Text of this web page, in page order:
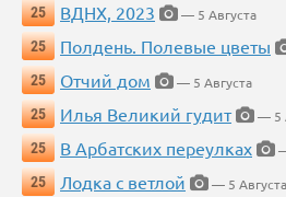
25 ВДНХ, 2023
— 5 Августа
25
Полдень. Полевые цветы
25
Отчий дом
— 5 Августа
25
Илья Великий гудит
— 5
25
В Арбатских переулках
25
Лодка с ветлой
— 5 Августа